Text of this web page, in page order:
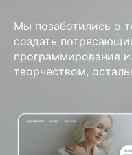
Мы позаботились о
создать
программирования
творчеством,